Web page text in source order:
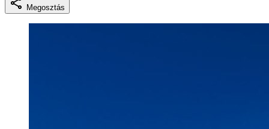
Megosztás